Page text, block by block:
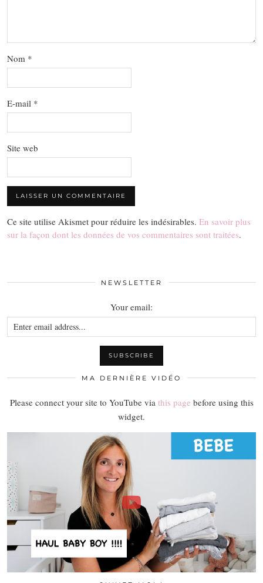
Nom *
E-mail *
Site web
Ce site utilise Akismet pour réduire les indésirables. En savoir plus
sur la façon dont les données de vos commentaires sont traitées.
NEWSLETTER
Your email:
MA DERNIÈRE VIDÉO
Please connect your site to YouTube via this page before using this
widget.